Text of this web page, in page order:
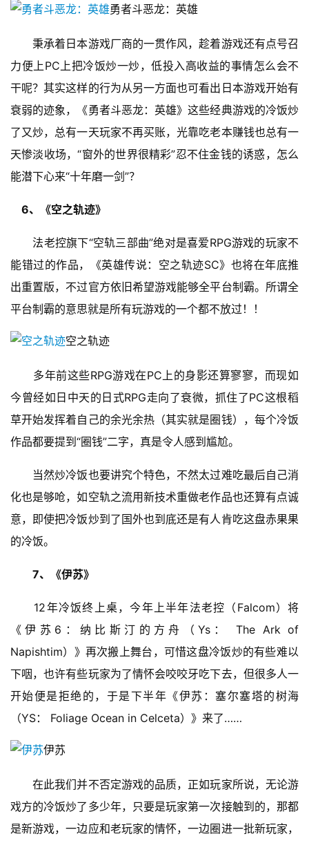
游
戏
2
2
5
十
金
奖
月
3
游
茶
会
上
海
站
中
文
(
中
勇者斗恶龙：英雄
秉承着日本游戏厂商的一贯作风，趁着游戏还有点号召
力便上PC上把冷饭炒一炒，低投入高收益的事情怎么会不
干呢？其实这样的行为从另一方面也可看出日本游戏开始有
衰弱的迹象，《勇者斗恶龙：英雄》这些经典游戏的冷饭炒
了又炒，总有一天玩家不再买账，光靠吃老本赚钱也总有一
天惨淡收场，“窗外的世界很精彩”忍不住金钱的诱惑，怎么
能潜下心来“十年磨一剑”？
6、《空之轨迹》
法老控旗下“空轨三部曲”绝对是喜爱RPG游戏的玩家不
能错过的作品，《英雄传说：空之轨迹SC》也将在年底推
出重置版，不过官方依旧希望游戏能够全平台制霸。所谓全
平台制霸的意思就是所有玩游戏的一个都不放过！！
空之轨迹
多年前这些RPG游戏在PC上的身影还算寥寥，而现如
今曾经如日中天的日式RPG走向了衰微，抓住了PC这根稻
草开始发挥着自己的余光余热（其实就是圈钱），每个冷饭
作品都要提到“圈钱”二字，真是令人感到尴尬。
当然炒冷饭也要讲究个特色，不然太过难吃最后自己消
化也是够呛，如空轨之流用新技术重做老作品也还算有点诚
意，即使把冷饭炒到了国外也到底还是有人肯吃这盘赤果果
的冷饭。
7、《伊苏》
12年冷饭终上桌，今年上半年法老控（Falcom）将
《伊苏6：纳比斯汀的方舟（Ys： The Ark of
Napishtim）》再次搬上舞台，可惜这盘冷饭炒的有些难以
下咽，也许有些玩家为了情怀会咬咬牙吃下去，但很多人一
开始便是拒绝的，于是下半年《伊苏：塞尔塞塔的树海
（YS： Foliage Ocean in Celceta）》来了……
伊苏
在此我们并不否定游戏的品质，正如玩家所说，无论游
戏方的冷饭炒了多少年，只要是玩家第一次接触到的，那都
是新游戏，一边应和老玩家的情怀，一边圈进一批新玩家，